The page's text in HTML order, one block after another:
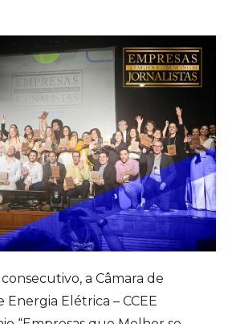
a Câmara de
Energia Elétrica – CCEE